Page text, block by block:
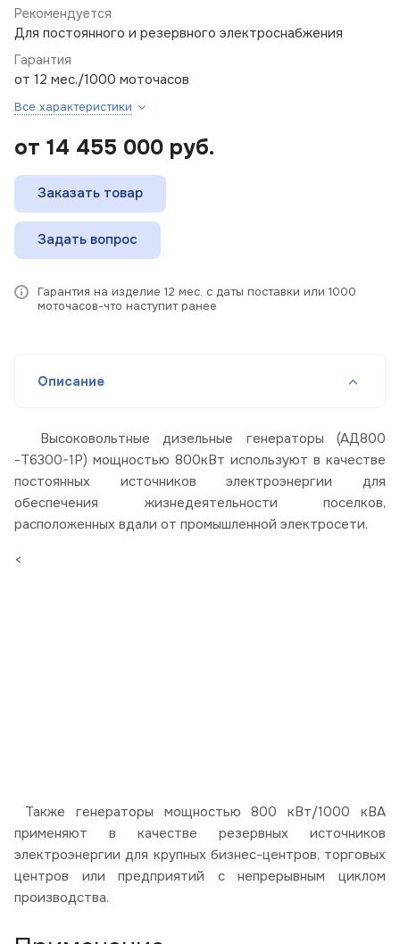
Рекомендуется
Для постоянного и резервного электроснабжения
Гарантия
от 12 мес./1000 моточасов
Все характеристики
от 14 455 000 руб.
Заказать товар
Задать вопрос
Гарантия на изделие 12 мес. с даты поставки или 1000
моточасов-что наступит ранее
Описание
Высоковольтные дизельные генераторы (АД800
-Т6300-1Р) мощностью 800кВт используют в качестве
постоянных источников электроэнергии для
обеспечения жизнедеятельности поселков,
расположенных вдали от промышленной электросети.
<
Также генераторы мощностью 800 кВт/1000 кВА
применяют в качестве резервных источников
электроэнергии для крупных бизнес-центров, торговых
центров или предприятий с непрерывным циклом
производства.